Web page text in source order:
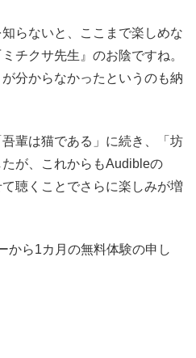
らないと、ここまで楽しめな
チクサ先生』のお陰ですね。
分からなかったというのも納
吾輩は猫である」に続き、「坊
が、これからもAudibleの
て聴くことでさらに楽しみが増
から1カ月の無料体験の申し